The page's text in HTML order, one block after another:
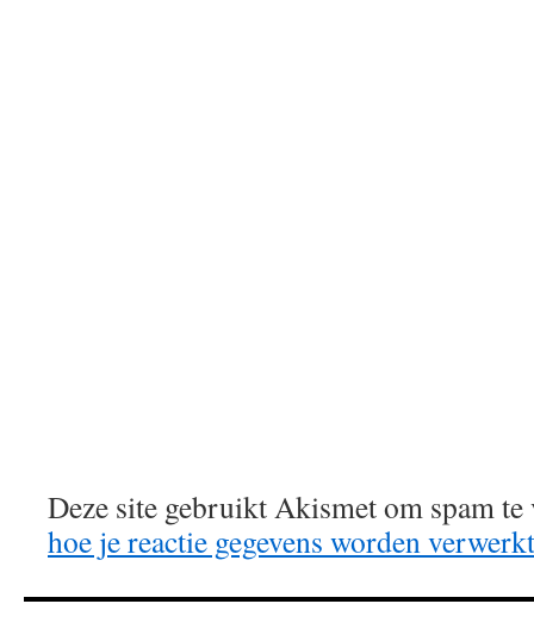
Deze site gebruikt Akismet om spam
hoe je reactie gegevens worden verwerkt